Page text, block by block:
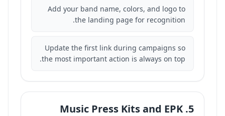
Add your band name, colors, and logo to
the landing page for recognition.
Update the first link during campaigns so
the most important action is always on top.
5. Music Press Kits and EPK